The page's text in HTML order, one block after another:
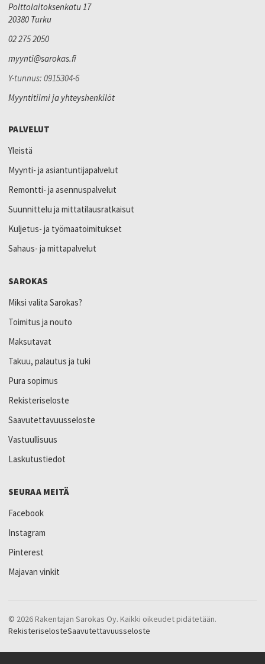
Polttolaitoksenkatu 17
20380 Turku
02 275 2050
myynti@sarokas.fi
Y-tunnus: 0915304-6
Myyntitiimi ja yhteyshenkilöt
PALVELUT
Yleistä
Myynti- ja asiantuntijapalvelut
Remontti- ja asennuspalvelut
Suunnittelu ja mittatilausratkaisut
Kuljetus- ja työmaatoimitukset
Sahaus- ja mittapalvelut
SAROKAS
Miksi valita Sarokas?
Toimitus ja nouto
Maksutavat
Takuu, palautus ja tuki
Pura sopimus
Rekisteriseloste
Saavutettavuusseloste
Vastuullisuus
Laskutustiedot
SEURAA MEITÄ
Facebook
Instagram
Pinterest
Majavan vinkit
© 2026 Rakentajan Sarokas Oy. Kaikki oikeudet pidätetään.
RekisteriselosteSaavutettavuusseloste